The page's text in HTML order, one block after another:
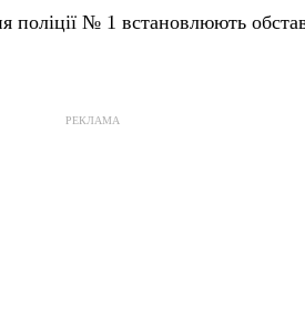
поліції № 1 встановлюють
РЕКЛАМА